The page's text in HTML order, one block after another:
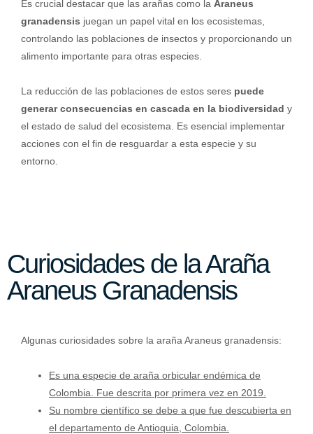
Es crucial destacar que las arañas como la Araneus
granadensis juegan un papel vital en los ecosistemas,
controlando las poblaciones de insectos y proporcionando un
alimento importante para otras especies.
La reducción de las poblaciones de estos seres puede
generar consecuencias en cascada en la biodiversidad y
el estado de salud del ecosistema. Es esencial implementar
acciones con el fin de resguardar a esta especie y su
entorno.
Curiosidades de la Araña
Araneus Granadensis
Algunas curiosidades sobre la araña Araneus granadensis:
Es una especie de araña orbicular endémica de
Colombia. Fue descrita por primera vez en 2019.
Su nombre científico se debe a que fue descubierta en
el departamento de Antioquia, Colombia.